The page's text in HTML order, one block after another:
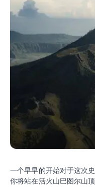
一个早早的开始对于这次
你将站在活火山巴图尔山